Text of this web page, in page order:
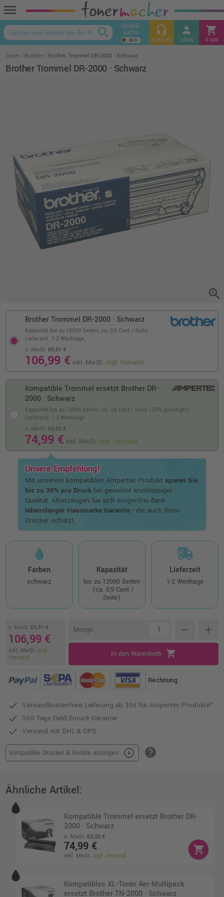
menu
keyboard_arrow_up
search Modell-
suche headset_mic
KONTAKT
person
LOGIN
shopping_cart
€ 0,00
Toner Brother Brother Trommel DR-2000 · Schwarz
Brother Trommel DR-2000 · Schwarz
zoom_in
Brother Trommel DR-2000 · Schwarz
Kapazität bis zu 12000 Seiten, ca. 0,9 Cent / Seite
o. MwSt. 89,91 €
106,99 € inkl. MwSt.zzgl. Versand
Lieferzeit: 1-2 Werktage
Kompatible Trommel ersetzt Brother DR-
2000 · Schwarz
Kapazität bis zu 12000 Seiten, ca. 0,6 Cent / Seite (30% günstiger)
o. MwSt. 63,02 €
74,99 € inkl. MwSt. zzgl. Versand
Lieferzeit: 1-2 Werktage
Unsere Empfehlung!
Mit unserem kompatiblen Ampertec Produkt sparen Sie
bis zu 30% pro Druckbei gewohnt erstklassiger
Qualität. Überzeugen Sie sich sorgenfrei dank
lebenslanger Hausmarke Garantie- die auch Ihren
Drucker schützt.
Farben
schwarz
Kapazität
bis zu 12000 Seiten
(ca. 0,9 Cent /
Seite)
Lieferzeit
1-2 Werktage
o. MwSt. 89,91 €
106,99 €
inkl. MwSt. zzgl.
Versand
Menge remove add
In den Warenkorb shopping_cart
Rechnung
Versandkostenfreie Lieferung ab 35€ für Ampertec Produkte*
365 Tage Geld-Zurück-Garantie
Versand mit DHL & DPD
kompatible Drucker & Geräte anzeigen arrow_circle_down help
Ähnliche Artikel:
Kompatible Trommel ersetzt Brother DR-
2000 · Schwarz
o. MwSt. 63,02 €
74,99 €
inkl. MwSt.zzgl. Versand
shopping_cart
Kompatibles XL-Toner 4er-Multipack
ersetzt Brother TN-2000 · Schwarz